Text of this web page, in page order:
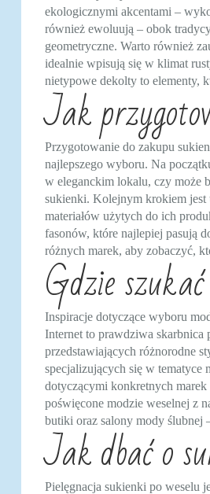
ekologicznymi akcentami –
również ewoluują – obok
geometryczne. Warto również
idealnie wpisują się w klimat
nietypowe dekolty to elementy,
Jak
Przygotowanie do zakupu
najlepszego wyboru. Na
w eleganckim lokalu, czy może
sukienki. Kolejnym krokiem jest
materiałów użytych do ich
fasonów, które najlepiej pasują
różnych marek, aby zobaczyć,
Gdzie
Inspiracje dotyczące wyboru
Internet to prawdziwa skarbnica
przedstawiających różnorodne
specjalizujących się w tematyce
dotyczącymi konkretnych
poświęcone modzie weselnej z
butiki oraz salony mody ślubnej
Jak dbać o
Pielęgnacja sukienki po weselu